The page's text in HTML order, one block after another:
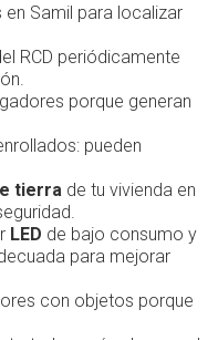
Samil para localizar
RCD periódicamente
porque generan
pueden
tierra de tu vivienda en
LED de bajo consumo y
para mejorar
con objetos porque